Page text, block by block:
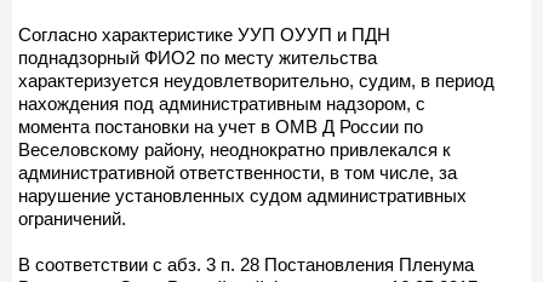
Согласно характеристике УУП ОУУП и ПДН
поднадзорный ФИО2 по месту жительства
характеризуется неудовлетворительно, судим, в период
нахождения под административным надзором, с
момента постановки на учет в ОМВ Д России по
Веселовскому району, неоднократно привлекался к
административной ответственности, в том числе, за
нарушение установленных судом административных
ограничений.
В соответствии с абз. 3 п. 28 Постановления Пленума